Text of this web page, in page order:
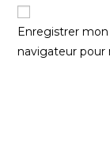
Enregistrer
navigateur pour